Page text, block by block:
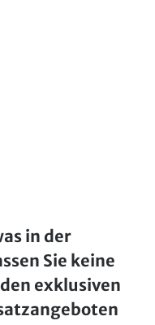
in der
Sie keine
exklusiven